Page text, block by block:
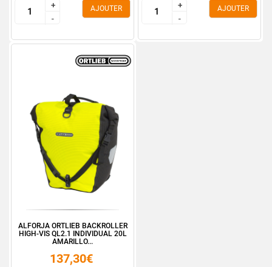
+
-
+
-
AJOUTER
+
-
+
-
AJOUTER
ALFORJA ORTLIEB BACKROLLER
HIGH-VIS QL2.1 INDIVIDUAL 20L
AMARILLO...
137,30€